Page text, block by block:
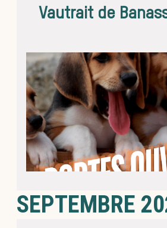
Vautrait de
SEPTEMBRE